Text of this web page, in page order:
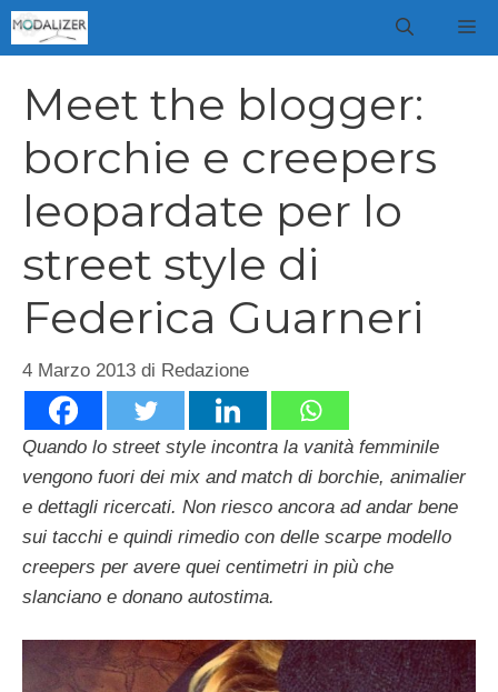
Vai
al
Meet the blogger:
borchie e creepers
leopardate per lo
street style di
Federica Guarneri
4 Marzo 2013 di Redazione
Quando lo street style incontra la vanità femminile
vengono fuori dei mix and match di borchie, animalier
e dettagli ricercati. Non riesco ancora ad andar bene
sui tacchi e quindi rimedio con delle scarpe modello
creepers per avere quei centimetri in più che
slanciano e donano autostima.